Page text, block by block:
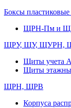
Боксы
ЩРН-Пм и
ЩРУ, ЩУ, ЩУРН,
Щиты учета
Щиты
ЩРН, ЩРВ
Корпуса